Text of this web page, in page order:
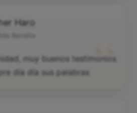
Haro
“
muy buenos testimonios
día día sus palabras